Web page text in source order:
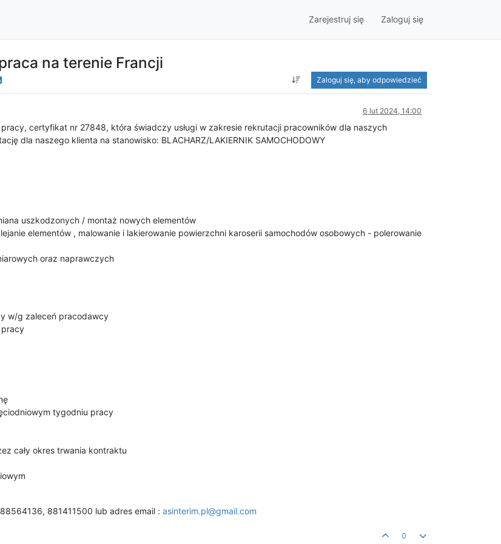
Zarejestruj się Zaloguj się
na terenie Francji
Zaloguj się, aby odpowiedzieć
6 lut 2024, 14:00
certyfikat nr 27848, która świadczy usługi w zakresie rekrutacji pracowników dla naszych
dla naszego klienta na stanowisko: BLACHARZ/LAKIERNIK SAMOCHODOWY
uszkodzonych / montaż nowych elementów
elementów , malowanie i lakierowanie powierzchni karoserii samochodów osobowych - polerowanie
oraz naprawczych
w/g zaleceń pracodawcy
pracy
tygodniu pracy
cały okres trwania kontraktu
881411500 lub adres email : asinterim.pl@gmail.com
0